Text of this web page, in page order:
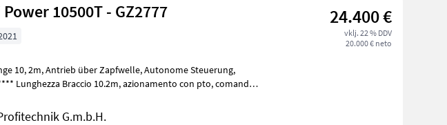
Power 10500T - GZ2777 24.400 €
vklj. 22 % DDV
20.000 € neto
Zapfwelle, Autonome Steuerung,
Braccio 10.2m, azionamento con pto, comando
G.m.b.H.